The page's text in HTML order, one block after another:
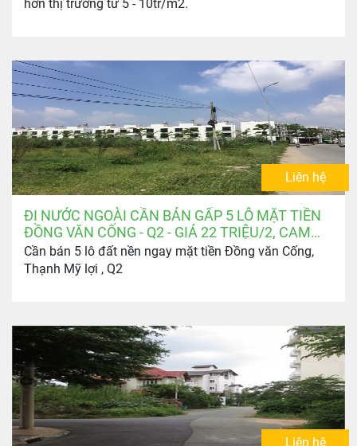
hơn thị trường từ 5 - 10tr/m2.
Liên hệ
ĐI NƯỚC NGOÀI CẦN BÁN GẤP 5 LÔ MẶT TIỀN
ĐỒNG VĂN CỐNG - Q2 - GIÁ 22 TRIỆU/2, CAM
KẾT MỀM NHẤT THỊ TRƯỜNG
Cần bán 5 lô đất nền ngay mặt tiền Đồng văn Cống,
Thạnh Mỹ lợi , Q2
Liên hệ